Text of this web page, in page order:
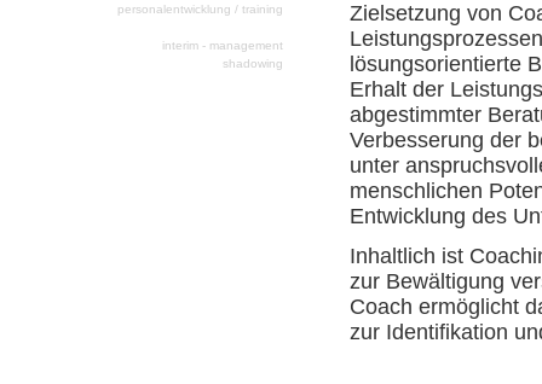
personalentwicklung / training
interim - management
shadowing
Zielsetzung von
lösungsorientierte
Erhalt der
abgestimmter
Verbesserung der
unter
menschlichen
Entwicklung des
Inhaltlich ist
zur Bewältigung
Coach ermöglicht
zur Identifikation